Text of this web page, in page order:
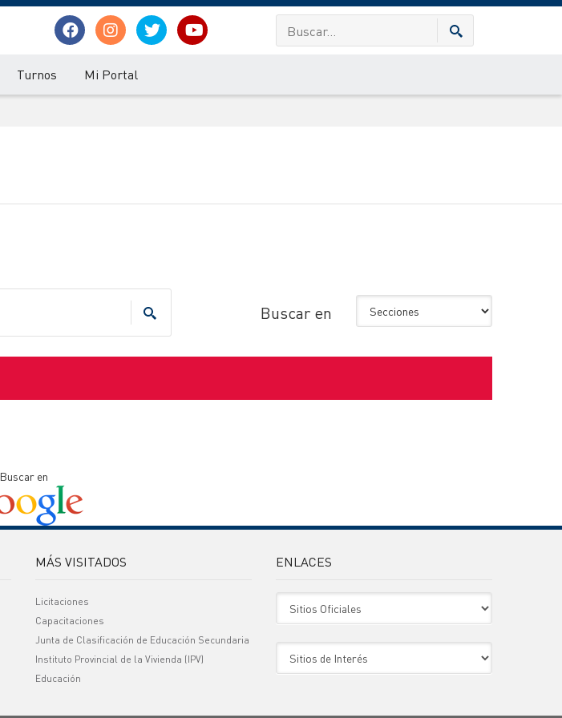
Turnos Mi Portal
Buscar en
Buscar en
MÁS VISITADOS
Licitaciones
Capacitaciones
Junta de Clasificación de Educación Secundaria
Instituto Provincial de la Vivienda (IPV)
Educación
ENLACES